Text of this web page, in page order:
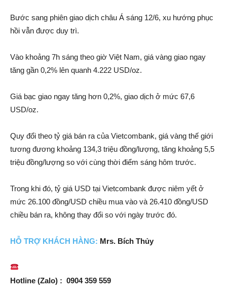
Bước sang phiên giao dịch châu Á sáng 12/6, xu hướng phục
hồi vẫn được duy trì.
Vào khoảng 7h sáng theo giờ Việt Nam, giá vàng giao ngay
tăng gần 0,2% lên quanh 4.222 USD/oz.
Giá bạc giao ngay tăng hơn 0,2%, giao dịch ở mức 67,6
USD/oz.
Quy đổi theo tỷ giá bán ra của Vietcombank, giá vàng thế giới
tương đương khoảng 134,3 triệu đồng/lượng, tăng khoảng 5,5
triệu đồng/lượng so với cùng thời điểm sáng hôm trước.
Trong khi đó, tỷ giá USD tại Vietcombank được niêm yết ở
mức 26.100 đồng/USD chiều mua vào và 26.410 đồng/USD
chiều bán ra, không thay đổi so với ngày trước đó.
HỖ TRỢ KHÁCH HÀNG: Mrs. Bích Thủy
Hotline (Zalo) : 0904 359 559